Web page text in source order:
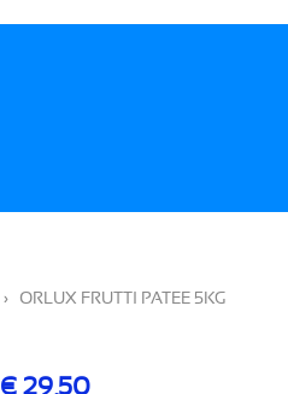
› ORLUX FRUTTI PATEE 5KG
€ 29,50